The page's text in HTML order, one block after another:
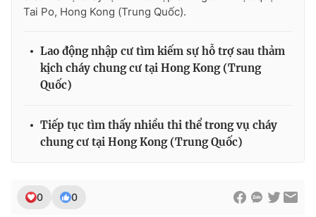
Ðiện thoại Thời báo VTV:024.66 897 897
Liên hệ quảng cáo:024-7300.7108
Tai Po, Hong Kong (Trung Quốc).
Lao động nhập cư tìm kiếm sự hỗ trợ sau thảm
kịch cháy chung cư tại Hong Kong (Trung
Quốc)
Tiếp tục tìm thấy nhiều thi thể trong vụ cháy
chung cư tại Hong Kong (Trung Quốc)
0 0